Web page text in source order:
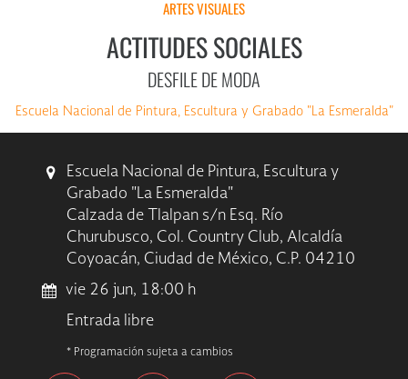
ARTES VISUALES
ACTITUDES SOCIALES
DESFILE DE MODA
Escuela Nacional de Pintura, Escultura y Grabado "La Esmeralda"
Escuela Nacional de Pintura, Escultura y
Grabado "La Esmeralda"
Calzada de Tlalpan s/n Esq. Río
Churubusco, Col. Country Club, Alcaldía
Coyoacán, Ciudad de México, C.P. 04210
vie 26 jun, 18:00 h
Entrada libre
* Programación sujeta a cambios